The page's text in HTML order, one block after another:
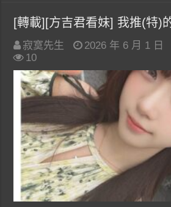
[轉載][方吉君看妹] 我推(特)
寂寞先生 2026 年 6 月 1 日
10